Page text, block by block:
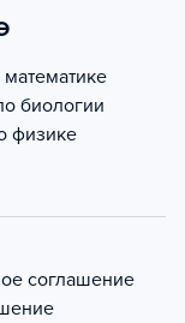
биологии
физике
соглашение